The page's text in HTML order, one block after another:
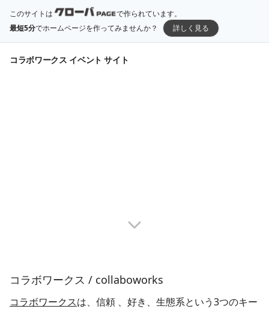
このサイトは
で作られています。
最短5分でホームページを作ってみませんか？ 詳しく見る
コラボワークス イベント サイト
コラボワークス / collaboworks
コラボワークスは、信頼 、好き、生態系という3つのキー